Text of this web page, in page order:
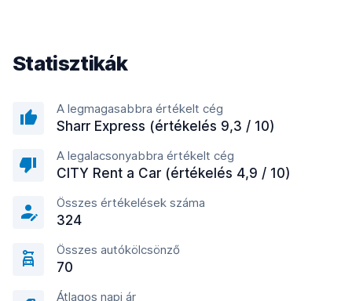
Statisztikák
A legmagasabbra értékelt cég
Sharr Express (értékelés 9,3 / 10)
A legalacsonyabbra értékelt cég
CITY Rent a Car (értékelés 4,9 / 10)
Összes értékelések száma
324
Összes autókölcsönző
70
Átlagos napi ár